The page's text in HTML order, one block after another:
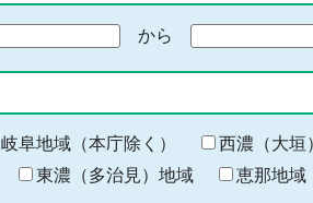
から
終
わ
り
岐阜地域（本庁除く） 西濃（大垣
東濃（多治見）地域 恵那地域